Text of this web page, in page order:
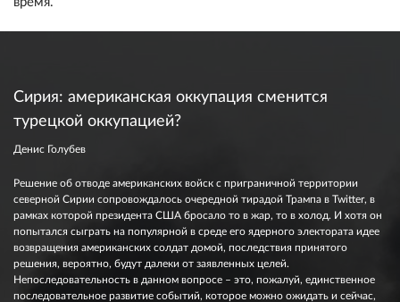
Сирия: американская оккупация сменится
турецкой оккупацией?
Денис Голубев
Решение об отводе американских войск с приграничной территории
северной Сирии сопровождалось очередной тирадой Трампа в Twitter, в
рамках которой президента США бросало то в жар, то в холод. И хотя он
попытался сыграть на популярной в среде его ядерного электората идее
возвращения американских солдат домой, последствия принятого
решения, вероятно, будут далеки от заявленных целей.
Непоследовательность в данном вопросе – это, пожалуй, единственное
последовательное развитие событий, которое можно ожидать и сейчас,